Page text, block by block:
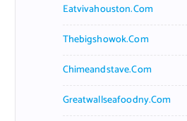
Eatvivahouston.com
Thebigshowok.com
Chimeandstave.com
Greatwallseafoodny.com